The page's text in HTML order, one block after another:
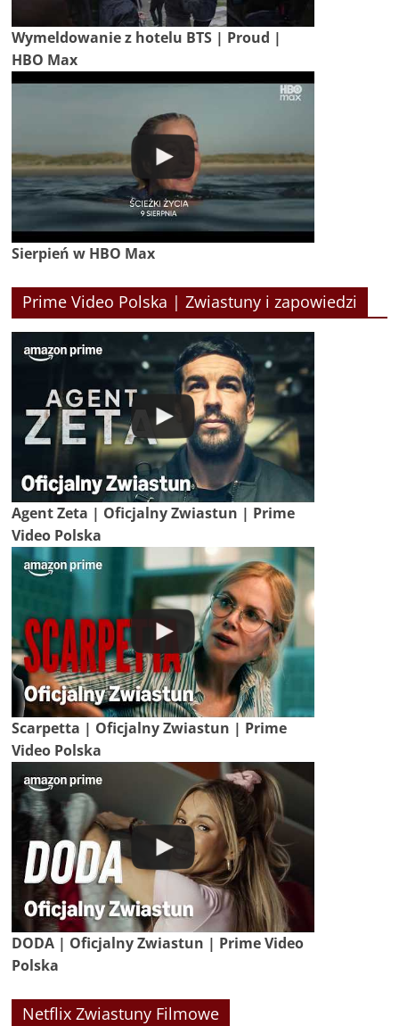
Wymeldowanie z hotelu BTS | Proud |
HBO Max
Sierpień w HBO Max
Prime Video Polska | Zwiastuny i zapowiedzi
Agent Zeta | Oficjalny Zwiastun | Prime
Video Polska
Scarpetta | Oficjalny Zwiastun | Prime
Video Polska
DODA | Oficjalny Zwiastun | Prime Video
Polska
Netflix Zwiastuny Filmowe